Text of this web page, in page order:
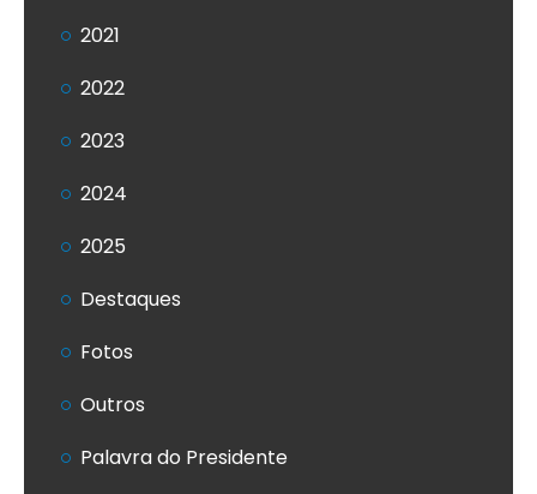
2021
2022
2023
2024
2025
Destaques
Fotos
Outros
Palavra do Presidente